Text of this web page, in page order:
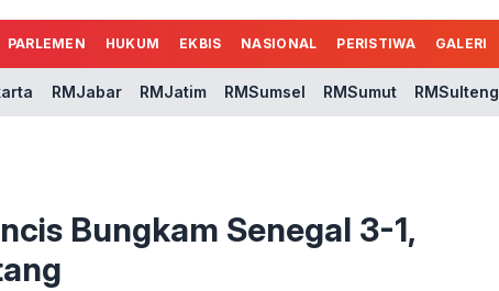
PARLEMEN HUKUM EKBIS NASIONAL PERISTIWA GALERI
RMJabar RMJatim RMSumsel RMSumut RMSulteng
Bungkam Senegal 3-1,